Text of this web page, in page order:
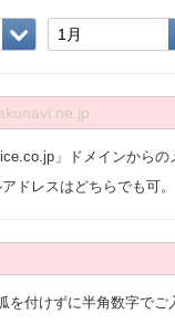
」ドメインからの
ドレスはどちらでも可。
付けずに半角数字でご